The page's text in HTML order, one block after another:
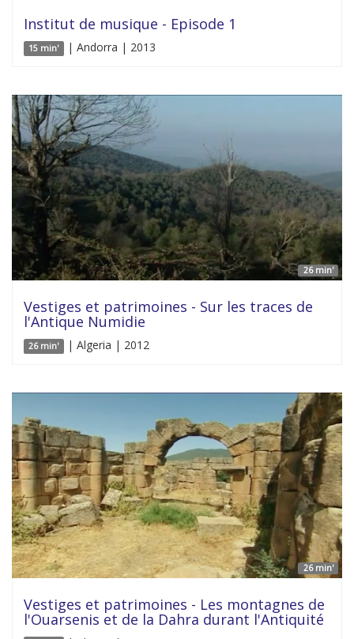
Institut de musique - Episode 1
15 min' | Andorra | 2013
26 min'
Vestiges et patrimoines - Sur les traces de
l'Antique Numidie
26 min' | Algeria | 2012
26 min'
Vestiges et patrimoines - Les montagnes de
l'Ouarsenis et de la Dahra durant l'Antiquité